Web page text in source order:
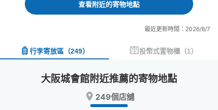
interact
and
date.
interact
and
a
date.
Press
查看附近的寄物地點
最近更新時間：2026/8/7
行李寄放區 （249） 投幣式置物櫃 （1）
大阪城會館附近推薦的寄物地點
249個店舖